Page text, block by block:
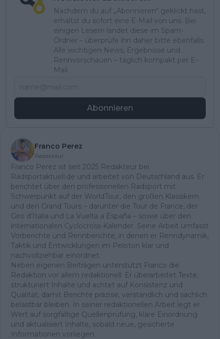
Nachdem du auf „Abonnieren“ geklickt hast,
erhältst du sofort eine E-Mail von uns. Bei
einigen Lesern landet diese im Spam-
Ordner – überprüfe ihn daher bitte ebenfalls.
Alle wichtigen News, Ergebnisse und
Rennvorschauen – täglich kompakt per E-
Mail.
Abonnieren
Franco Perez
Redakteur
Franco Perez ist seit 2025 Redakteur bei
Radsportaktuell.de und arbeitet von Deutschland aus. Er
berichtet über den professionellen Radsport mit
Schwerpunkt auf der WorldTour, den großen Klassikern
und den Grand Tours – darunter die Tour de France, der
Giro d’Italia und La Vuelta a España – sowie über den
internationalen Cyclocross-Kalender. Seine Arbeit umfasst
Vorberichte und Rennberichte, in denen er Renndynamik,
Taktik und Entwicklungen im Peloton klar und
nachvollziehbar einordnet.
Neben eigenen Beiträgen unterstützt Franco die
Redaktion vor allem redaktionell: Er überarbeitet Texte,
strukturiert Inhalte und achtet auf Konsistenz und
Qualität, damit Berichte präzise, verständlich und sachlich
belastbar bleiben. In seiner redaktionellen Arbeit legt er
Wert auf sorgfältige Quellenprüfung, klare Einordnung
und aktualisiert Inhalte, sobald neue, gesicherte
Informationen vorliegen.